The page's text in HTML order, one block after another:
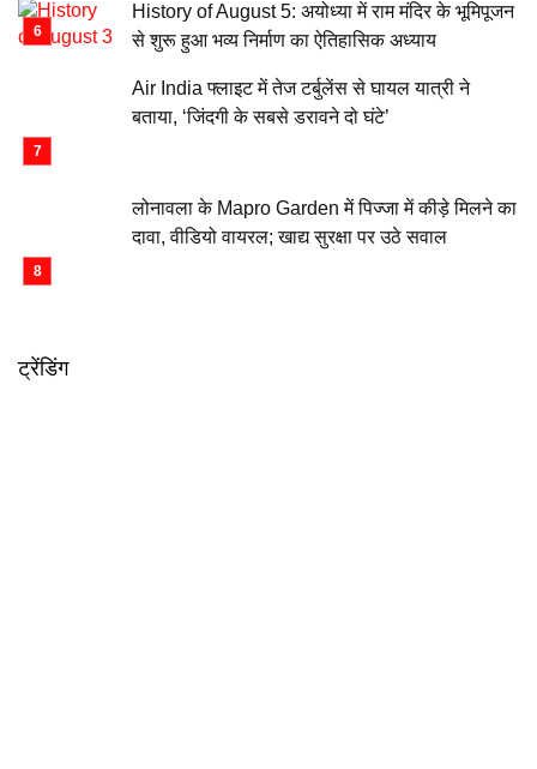
History of August 5: अयोध्या में राम मंदिर के भूमिपूजन
से शुरू हुआ भव्य निर्माण का ऐतिहासिक अध्याय
Air India फ्लाइट में तेज टर्बुलेंस से घायल यात्री ने
बताया, ‘जिंदगी के सबसे डरावने दो घंटे’
लोनावला के Mapro Garden में पिज्जा में कीड़े मिलने का
दावा, वीडियो वायरल; खाद्य सुरक्षा पर उठे सवाल
ट्रेंडिंग